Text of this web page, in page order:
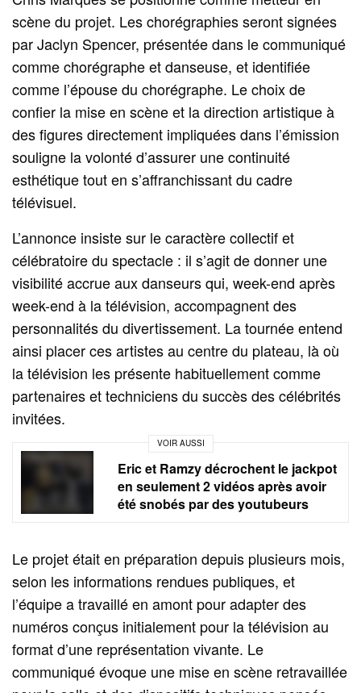
scène du projet. Les chorégraphies seront signées
par Jaclyn Spencer, présentée dans le communiqué
comme chorégraphe et danseuse, et identifiée
comme l’épouse du chorégraphe. Le choix de
confier la mise en scène et la direction artistique à
des figures directement impliquées dans l’émission
souligne la volonté d’assurer une continuité
esthétique tout en s’affranchissant du cadre
télévisuel.
L’annonce insiste sur le caractère collectif et
célébratoire du spectacle : il s’agit de donner une
visibilité accrue aux danseurs qui, week-end après
week-end à la télévision, accompagnent des
personnalités du divertissement. La tournée entend
ainsi placer ces artistes au centre du plateau, là où
la télévision les présente habituellement comme
partenaires et techniciens du succès des célébrités
invitées.
VOIR AUSSI
Eric et Ramzy décrochent le jackpot
en seulement 2 vidéos après avoir
été snobés par des youtubeurs
Le projet était en préparation depuis plusieurs mois,
selon les informations rendues publiques, et
l’équipe a travaillé en amont pour adapter des
numéros conçus initialement pour la télévision au
format d’une représentation vivante. Le
communiqué évoque une mise en scène retravaillée